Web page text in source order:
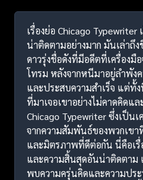
เรื่องย่อ Chicago
น่าติดตามอย่างมาก มันเล่าถึ
ดาวรุ่งชื่อดังที่มีอดีตที่เครื่องมื
โทรม หลังจากหนีมาอยู่ลำพัง
และประสบความสำเร็จ แต่ทั้
ที่มาเจอเขาอย่างไม่คาดคิดแ
Chicago Typewriter ซึ่งเป็น
จากความสัมพันธ์ของพวกเข
และมิตรภาพที่ดีต่อกัน นี่คือเรื่
และความสิ้นสุดอันน่าติดตาม
พบความครุ่นคิดและความปร